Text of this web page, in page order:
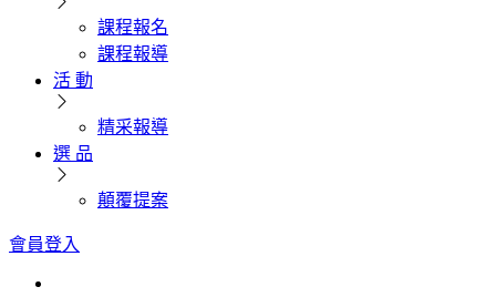
課程報名
課程報導
活 動
精采報導
選 品
顛覆提案
會員登入